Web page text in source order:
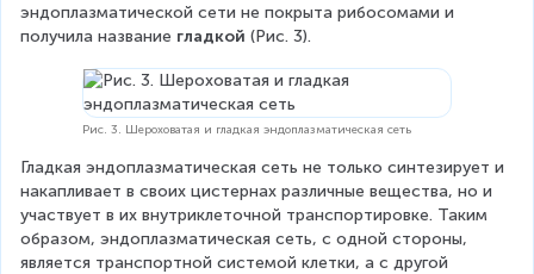
эндоплазматической сети не покрыта рибосомами и
получила название гладкой (Рис. 3).
Рис. 3. Шероховатая и гладкая эндоплазматическая сеть
Гладкая эндоплазматическая сеть не только синтезирует и
накапливает в своих цистернах различные вещества, но и
участвует в их внутриклеточной транспортировке. Таким
образом, эндоплазматическая сеть, с одной стороны,
является транспортной системой клетки, а с другой